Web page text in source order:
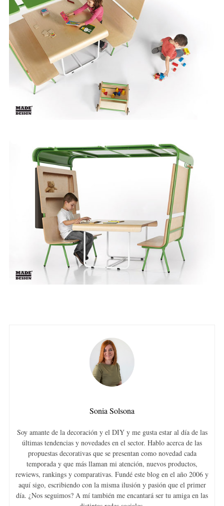
Sonia Solsona
Soy amante de la decoración y el DIY y me gusta estar al día de las
últimas tendencias y novedades en el sector. Hablo acerca de las
propuestas decorativas que se presentan como novedad cada
temporada y que más llaman mi atención, nuevos productos,
rewiews, rankings y comparativas. Fundé este blog en el año 2006 y
aquí sigo, escribiendo con la misma ilusión y pasión que el primer
día. ¿Nos seguimos? A mí también me encantará ser tu amiga en las